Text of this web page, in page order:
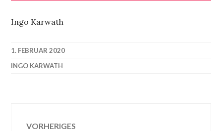
Ingo Karwath
1. FEBRUAR 2020
INGO KARWATH
Beitragsnavigation
VORHERIGES